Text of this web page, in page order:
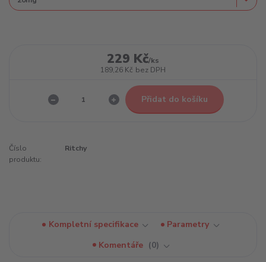
229 Kč/ks
189,26 Kč bez DPH
Přidat do košíku
Číslo
produktu:
Ritchy
Kompletní specifikace
Parametry
Komentáře
0